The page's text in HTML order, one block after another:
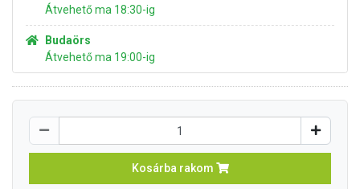
Átvehető ma 18:30-ig
Budaörs
Átvehető ma 19:00-ig
Kosárba rakom